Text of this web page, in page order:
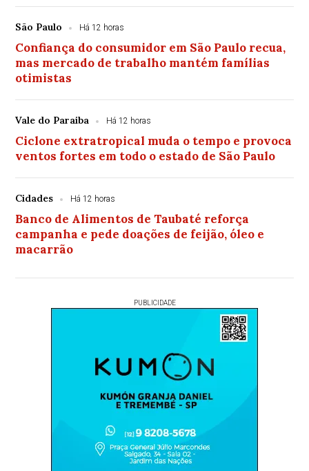
São Paulo Há 12 horas
Confiança do consumidor em São Paulo recua,
mas mercado de trabalho mantém famílias
otimistas
Vale do Paraiba Há 12 horas
Ciclone extratropical muda o tempo e provoca
ventos fortes em todo o estado de São Paulo
Cidades Há 12 horas
Banco de Alimentos de Taubaté reforça
campanha e pede doações de feijão, óleo e
macarrão
PUBLICIDADE